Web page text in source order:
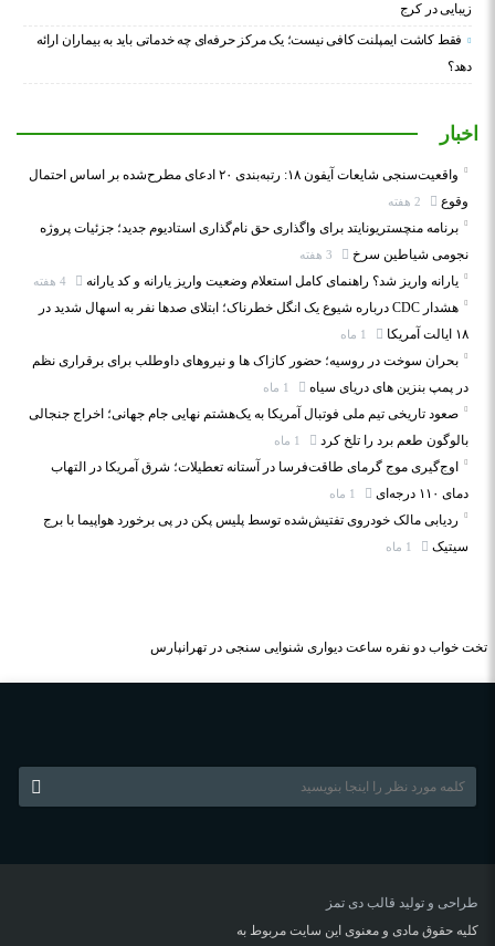
زیبایی در کرج
فقط کاشت ایمپلنت کافی نیست؛ یک مرکز حرفه‌ای چه خدماتی باید به بیماران ارائه
دهد؟
اخبار
واقعیت‌سنجی شایعات آیفون ۱۸: رتبه‌بندی ۲۰ ادعای مطرح‌شده بر اساس احتمال
وقوع
برنامه منچستریونایتد برای واگذاری حق نام‌گذاری استادیوم جدید؛ جزئیات پروژه
نجومی شیاطین سرخ
یارانه واریز شد؟ راهنمای کامل استعلام وضعیت واریز یارانه و کد یارانه
هشدار CDC درباره شیوع یک انگل خطرناک؛ ابتلای صدها نفر به اسهال شدید در
۱۸ ایالت آمریکا
بحران سوخت در روسیه؛ حضور کازاک‌ ها و نیروهای داوطلب برای برقراری نظم
در پمپ بنزین‌ های دریای سیاه
صعود تاریخی تیم ملی فوتبال آمریکا به یک‌هشتم نهایی جام جهانی؛ اخراج جنجالی
بالوگون طعم برد را تلخ کرد
اوج‌گیری موج گرمای طاقت‌فرسا در آستانه تعطیلات؛ شرق آمریکا در التهاب
دمای ۱۱۰ درجه‌ای
ردیابی مالک خودروی تفتیش‌شده توسط پلیس پکن در پی برخورد هواپیما با برج
سیتیک
تخت خواب دو نفره ساعت دیواری شنوایی سنجی در تهرانپارس
طراحی و تولید قالب دی تمز
کلیه حقوق مادی و معنوی این سایت مربوط به